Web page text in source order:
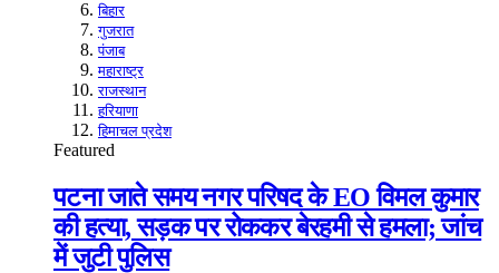
बिहार
गुजरात
पंजाब
महाराष्ट्र
राजस्थान
हरियाणा
हिमाचल प्रदेश
Featured
पटना जाते समय नगर परिषद के EO विमल कुमार
की हत्या, सड़क पर रोककर बेरहमी से हमला; जांच
में जुटी पुलिस